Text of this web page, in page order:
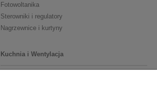
Fotowoltanika
Sterowniki i regulatory
Nagrzewnice i kurtyny
Kuchnia i Wentylacja